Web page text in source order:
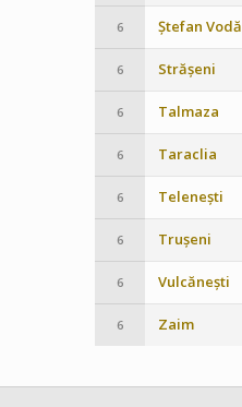
6 Ștefan Vodă
6 Strășeni
6 Talmaza
6 Taraclia
6 Telenești
6 Trușeni
6 Vulcănești
6 Zaim